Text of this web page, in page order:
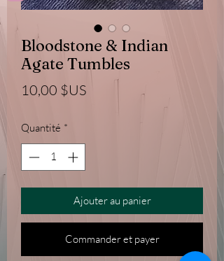
Bloodstone & Indian
Agate Tumbles
10,00 $USPrix
Quantité *
Ajouter au panier
Commander et payer